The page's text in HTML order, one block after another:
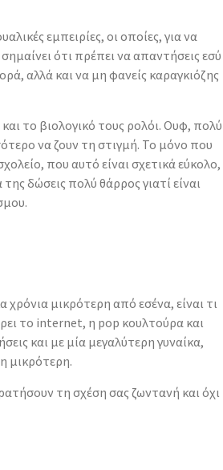
εμπειρίες, οι οποίες, για να
ότι πρέπει να απαντήσεις εσύ
αλλά και να μη φανείς καραγκιόζης
το βιολογικό τους ρολόι. Ουφ, πολύ
να ζουν τη στιγμή. Το μόνο που
που αυτό είναι σχετικά εύκολο,
δώσεις πολύ θάρρος γιατί είναι
μικρότερη από εσένα, είναι τι
το internet, η pop κουλτούρα και
και με μία μεγαλύτερη γυναίκα,
μικρότερη.
τη σχέση σας ζωντανή και όχι